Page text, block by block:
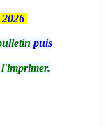
2026
puis